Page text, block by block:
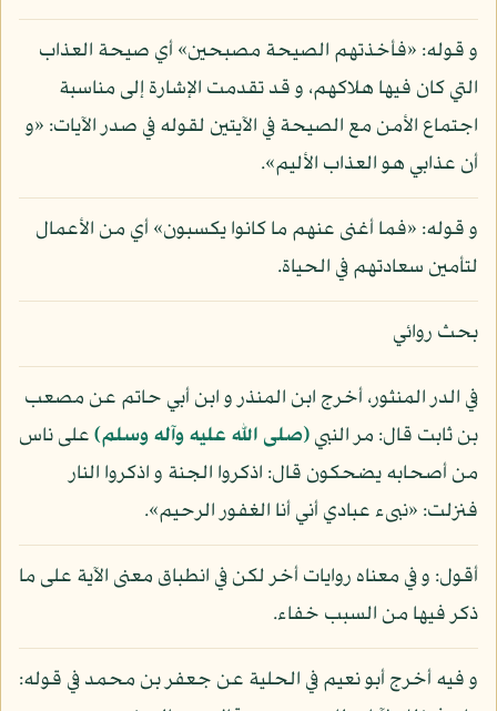
و قوله: «فأخذتهم الصيحة مصبحين» أي صيحة العذاب
التي كان فيها هلاكهم، و قد تقدمت الإشارة إلى مناسبة
اجتماع الأمن مع الصيحة في الآيتين لقوله في صدر الآيات: «و
أن عذابي هو العذاب الأليم».
و قوله: «فما أغنى عنهم ما كانوا يكسبون» أي من الأعمال
لتأمين سعادتهم في الحياة.
بحث روائي
في الدر المنثور، أخرج ابن المنذر و ابن أبي حاتم عن مصعب
بن ثابت قال: مر النبي(صلى الله عليه وآله وسلم)على ناس
من أصحابه يضحكون قال: اذكروا الجنة و اذكروا النار
فنزلت: «نبىء عبادي أني أنا الغفور الرحيم».
أقول: و في معناه روايات أخر لكن في انطباق معنى الآية على ما
ذكر فيها من السبب خفاء.
و فيه أخرج أبو نعيم في الحلية عن جعفر بن محمد في قوله: